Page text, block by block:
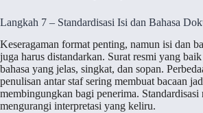
Langkah 7 – Standardisasi Isi dan Bahasa
Keseragaman format penting, namun isi dan
juga harus distandarkan. Surat resmi yang
bahasa yang jelas, singkat, dan sopan.
penulisan antar staf sering membuat bacaan
membingungkan bagi penerima. Standardisasi
mengurangi interpretasi yang keliru.